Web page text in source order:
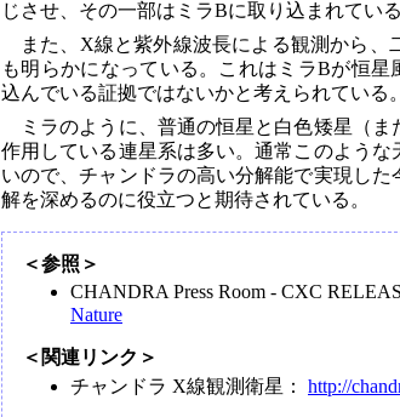
じさせ、その一部はミラBに取り込まれている
また、X線と紫外線波長による観測から
も明らかになっている。これはミラBが恒
込んでいる証拠ではないかと考えられている。
ミラのように、普通の恒星と白色矮星（
作用している連星系は多い。通常このよう
いので、チャンドラの高い分解能で実現し
解を深めるのに役立つと期待されている。
＜参照＞
CHANDRA Press Room - CXC
Nature
＜関連リンク＞
チャンドラ X線観測衛星： http://